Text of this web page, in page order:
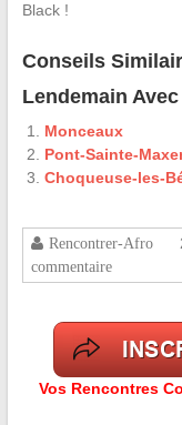
Black !
Conseils
Lendemain
Monceaux
Pont-Sainte-
Choqueuse-les-
Rencontrer-Afro
commentaire
Vos Rencontres